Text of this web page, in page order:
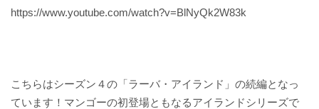
https://www.youtube.com/watch?v=BlNyQk2W83k
こちらはシーズン４の「ラーバ・アイランド」の続編となっ
ています！マンゴーの初登場ともなるアイランドシリーズで